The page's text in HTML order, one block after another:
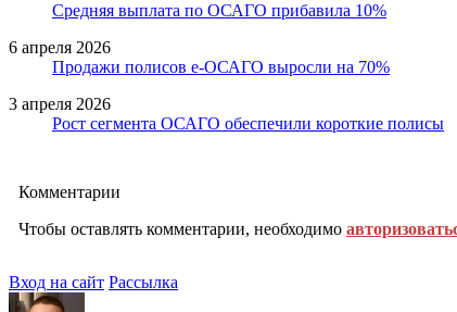
Средняя выплата по ОСАГО прибавила 10%
6 апреля 2026
Продажи полисов е-ОСАГО выросли на 70%
3 апреля 2026
Рост сегмента ОСАГО обеспечили короткие полисы
Комментарии
Чтобы оставлять комментарии, необходимо
Вход на сайт Рассылка